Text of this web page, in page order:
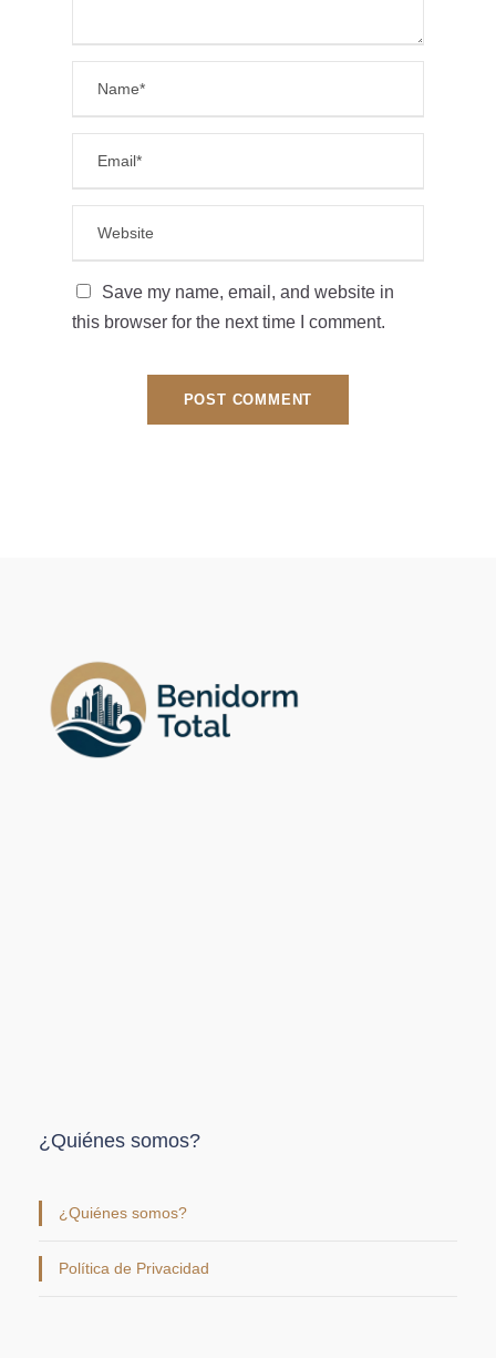
Save my name, email, and website in
this browser for the next time I comment.
¿Quiénes somos?
¿Quiénes somos?
Política de Privacidad